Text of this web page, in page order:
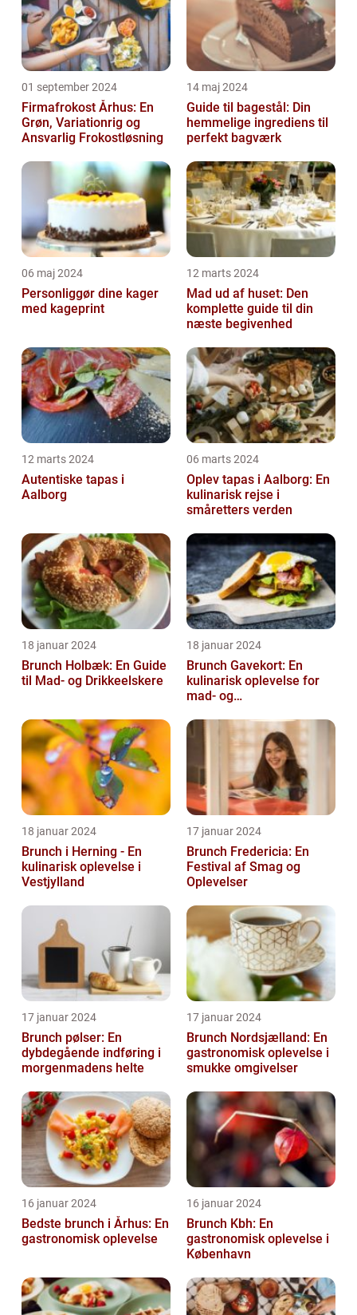
01 september 2024
Firmafrokost Århus: En
Grøn, Variationrig og
Ansvarlig Frokostløsning
14 maj 2024
Guide til bagestål: Din
hemmelige ingrediens til
perfekt bagværk
06 maj 2024
Personliggør dine kager
med kageprint
12 marts 2024
Mad ud af huset: Den
komplette guide til din
næste begivenhed
12 marts 2024
Autentiske tapas i
Aalborg
06 marts 2024
Oplev tapas i Aalborg: En
kulinarisk rejse i
småretters verden
18 januar 2024
Brunch Holbæk: En Guide
til Mad- og Drikkeelskere
18 januar 2024
Brunch Gavekort: En
kulinarisk oplevelse for
mad- og
18 januar 2024
Brunch i Herning - En
kulinarisk oplevelse i
Vestjylland
17 januar 2024
Brunch Fredericia: En
Festival af Smag og
Oplevelser
17 januar 2024
Brunch pølser: En
dybdegående indføring i
morgenmadens helte
17 januar 2024
Brunch Nordsjælland: En
gastronomisk oplevelse i
smukke omgivelser
16 januar 2024
Bedste brunch i Århus: En
gastronomisk oplevelse
16 januar 2024
Brunch Kbh: En
gastronomisk oplevelse i
København